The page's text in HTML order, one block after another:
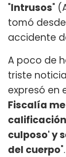
"Intrusos"
tomó
accidente
A poco de
triste
expresó en
Fiscalía
culposo' y
del cuerpo